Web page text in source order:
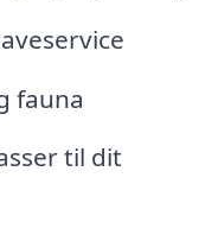
fauna
til dit